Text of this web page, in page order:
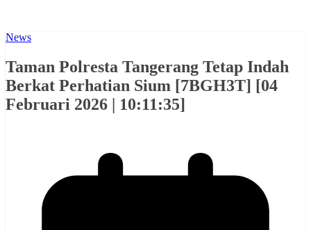
News
Taman Polresta Tangerang Tetap Indah
Berkat Perhatian Sium [7BGH3T] [04
Februari 2026 | 10:11:35]